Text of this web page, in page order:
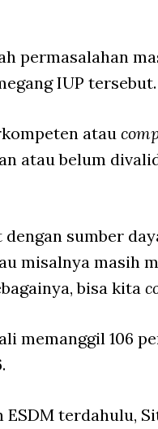
permasalahan
IUP tersebut.
atau
atau belum
sumber
misalnya masih
bisa kita
memanggil 106
terdahulu,